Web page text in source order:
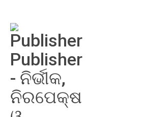
Publisher
- ନିର୍ଭୀକ,
ନିରପେକ୍ଷ